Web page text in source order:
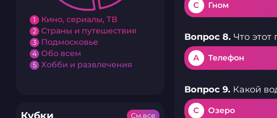
1 Кино, сериалы, ТВ
2 Страны и путешествия
3 Подмосковье
4 Обо всем
5 Хобби и развлечения
Кубки См.все
C Гном
Вопрос 8. Что
A Телефон
Вопрос 9. Какой
C Озеро